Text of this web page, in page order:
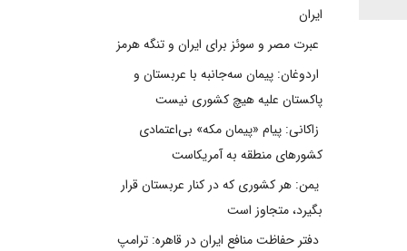
ایران
عبرت مصر و سوئز برای ایران و تنگه هرمز
اردوغان: پیمان سه‌جانبه با عربستان و
پاکستان علیه هیچ کشوری نیست
زاکانی: پیام «پیمان مکه» بی‌اعتمادی
کشورهای منطقه به آمریکاست
یمن: هر کشوری که در کنار عربستان قرار
بگیرد، متجاوز است
دفتر حفاظت منافع ایران در قاهره: ترامپ